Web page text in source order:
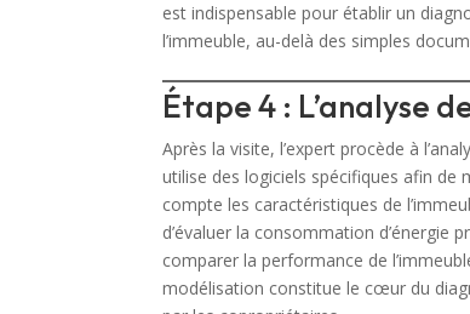
est indispensable pour établir un
l’immeuble, au-delà des simples
Étape 4 : L’analyse
Après la visite, l’expert procède à
utilise des logiciels spécifiques afin
compte les caractéristiques de
d’évaluer la consommation d’énergie
comparer la performance de
modélisation constitue le cœur du